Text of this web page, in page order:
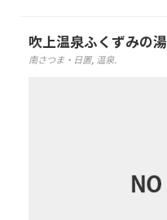
吹上温泉ふくずみの湯
南さつま・日置, 温泉.